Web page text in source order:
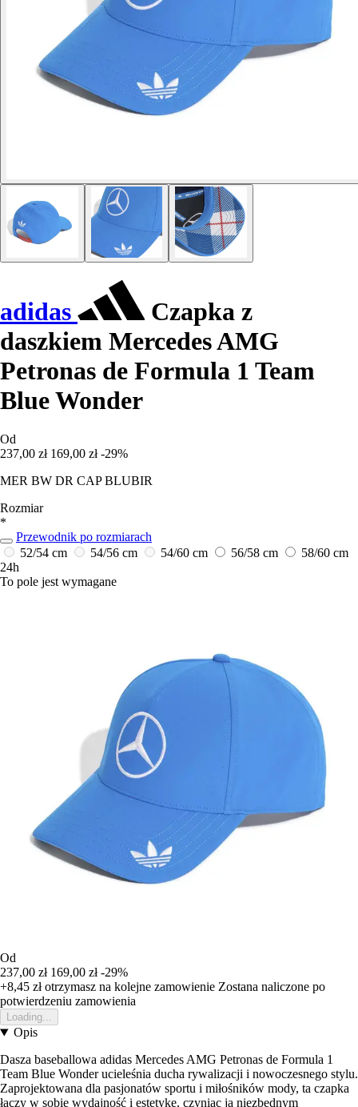
adidas
Czapka z
daszkiem Mercedes AMG
Petronas de Formula 1 Team
Blue Wonder
Od
237,00 zł 169,00 zł -29%
MER BW DR CAP BLUBIR
Rozmiar
*
Przewodnik po rozmiarach
52/54 cm
54/56 cm 54/60 cm 56/58 cm
58/60 cm
24h
To pole jest wymagane
Od
237,00 zł 169,00 zł -29%
+8,45 złotrzymasz na kolejne zamowienie Zostana naliczone po
potwierdzeniu zamowienia
Loading...
Opis
Dasza baseballowa adidas Mercedes AMG Petronas de Formula 1
Team Blue Wonder ucieleśnia ducha rywalizacji i nowoczesnego stylu.
Zaprojektowana dla pasjonatów sportu i miłośników mody, ta czapka
łączy w sobie wydajność i estetykę, czyniąc ją niezbędnym